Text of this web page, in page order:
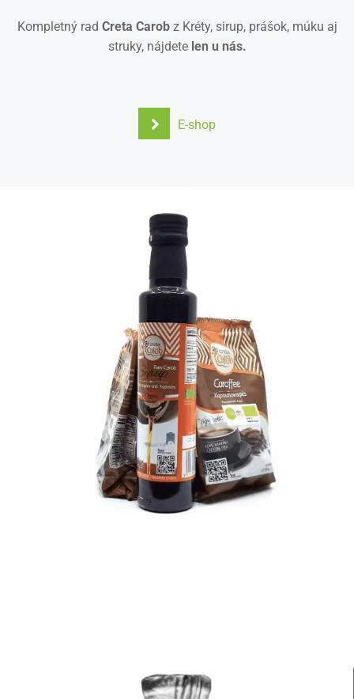
Kompletný rad Creta Carobz Kréty, sirup, prášok, múku aj
struky, nájdete len u nás.
E-shop